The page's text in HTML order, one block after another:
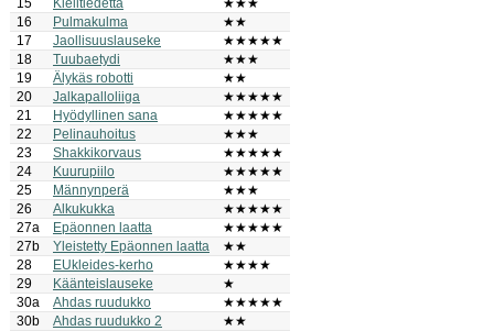
15
Kielitiedettä
★★★
16
Pulmakulma
★★
17
Jaollisuuslauseke
★★★★★
18
Tuubaetydi
★★★
19
Älykäs robotti
★★
20
Jalkapalloliiga
★★★★★
21
Hyödyllinen sana
★★★★★
22
Pelinauhoitus
★★★
23
Shakkikorvaus
★★★★★
24
Kuurupiilo
★★★★★
25
Männynperä
★★★
26
Alkukukka
★★★★★
27a
Epäonnen laatta
★★★★★
27b
Yleistetty Epäonnen laatta
★★
28
EUkleides-kerho
★★★★
29
Käänteislauseke
★
30a
Ahdas ruudukko
★★★★★
30b
Ahdas ruudukko 2
★★